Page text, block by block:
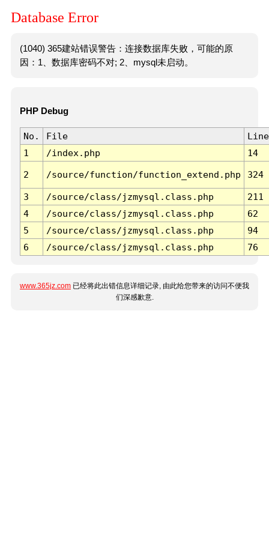
Database Error
(1040) 365建站错误警告：连接数据库失败，可能的原
因：1、数据库密码不对; 2、mysql未启动。
PHP Debug
No. File
Line
1
/index.php 14
2 /source/function/function_extend.php 324
3 /source/class/jzmysql.class.php
211
4
/source/class/jzmysql.class.php
62
5
/source/class/jzmysql.class.php
94
6
/source/class/jzmysql.class.php 76
www.365jz.com 已经将此出错信息详细记录, 由此给您带来的访问不便我
们深感歉意.